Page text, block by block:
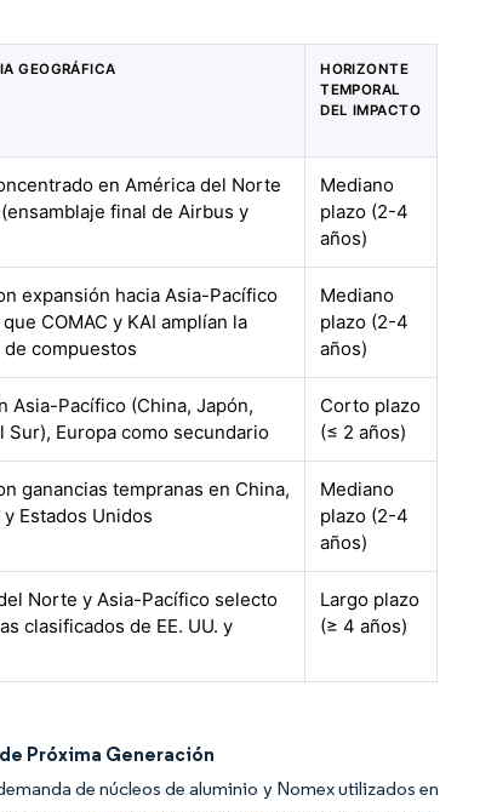
GEOGRÁFICA
HORIZONTE
TEMPORAL
DEL IMPACTO
en América del Norte
final de Airbus y
Mediano
plazo (2-4
años)
expansión hacia Asia-Pacífico
COMAC y KAI amplían la
compuestos
Mediano
plazo (2-4
años)
Asia-Pacífico (China, Japón,
Sur), Europa como secundario
Corto plazo
(≤ 2 años)
ganancias tempranas en China,
Estados Unidos
Mediano
plazo (2-4
años)
Norte y Asia-Pacífico selecto
clasificados de EE. UU. y
Largo plazo
(≥ 4 años)
Próxima Generación
de núcleos de aluminio y Nomex utilizados en